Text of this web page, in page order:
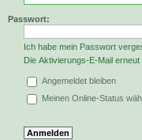
Passwort:
Ich habe mein Passwort
Die Aktivierungs-E-Mail erneut
Angemeldet bleiben
Meinen Online-Status